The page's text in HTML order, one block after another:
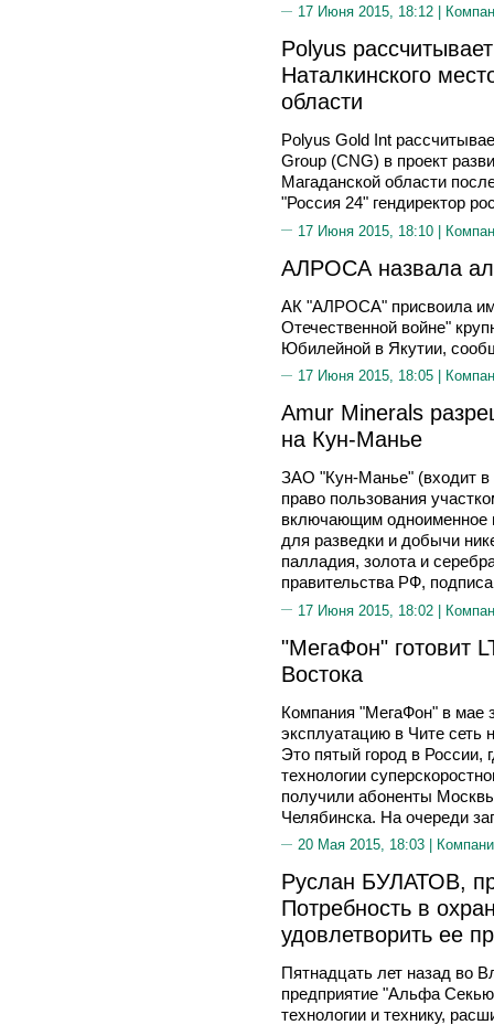
17 Июня 2015, 18:12 |
Polyus
Наталкинского
области
Polyus Gold Int
Group (CNG) в проект
Магаданской области
"Россия 24" гендиректор
17 Июня 2015, 18:10 |
АЛРОСА назвала
АК "АЛРОСА" присвоила
Отечественной войне"
Юбилейной в Якутии,
17 Июня 2015, 18:05 |
Amur Minerals
на Кун-Манье
ЗАО "Кун-Манье" (входит в
право пользования
включающим одноименное
для разведки и добычи
палладия, золота и
правительства РФ,
17 Июня 2015, 18:02 |
"МегаФон" готовит
Востока
Компания "МегаФон" в мае
эксплуатацию в Чите сеть
Это пятый город в России,
технологии
получили абоненты
Челябинска. На очереди
20 Мая 2015, 18:03 |
Руслан БУЛАТОВ,
Потребность в
удовлетворить ее
Пятнадцать лет назад во
предприятие "Альфа
технологии и технику,